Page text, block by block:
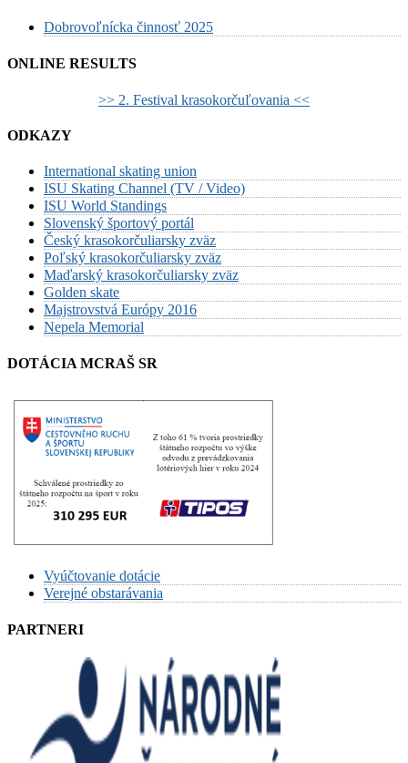
Dobrovoľnícka činnosť 2025
ONLINE RESULTS
>> 2. Festival krasokorčuľovania <<
ODKAZY
International skating union
ISU Skating Channel (TV / Video)
ISU World Standings
Slovenský športový portál
Český krasokorčuliarsky zväz
Poľský krasokorčuliarsky zväz
Maďarský krasokorčuliarsky zväz
Golden skate
Majstrovstvá Európy 2016
Nepela Memorial
DOTÁCIA MCRAŠ SR
Vyúčtovanie dotácie
Verejné obstarávania
PARTNERI